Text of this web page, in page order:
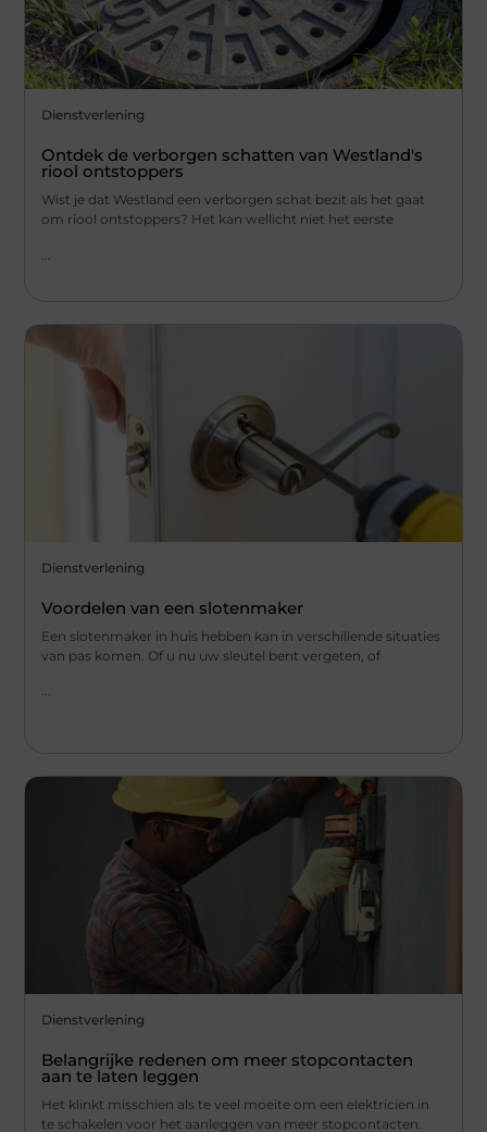
Dienstverlening
Ontdek de verborgen schatten van Westland's
riool ontstoppers
Wist je dat Westland een verborgen schat bezit als het gaat
om riool ontstoppers? Het kan wellicht niet het eerste
Dienstverlening
Voordelen van een slotenmaker
Een slotenmaker in huis hebben kan in verschillende situaties
van pas komen. Of u nu uw sleutel bent vergeten, of
Dienstverlening
Belangrijke redenen om meer stopcontacten
aan te laten leggen
Het klinkt misschien als te veel moeite om een elektricien in
te schakelen voor het aanleggen van meer stopcontacten.